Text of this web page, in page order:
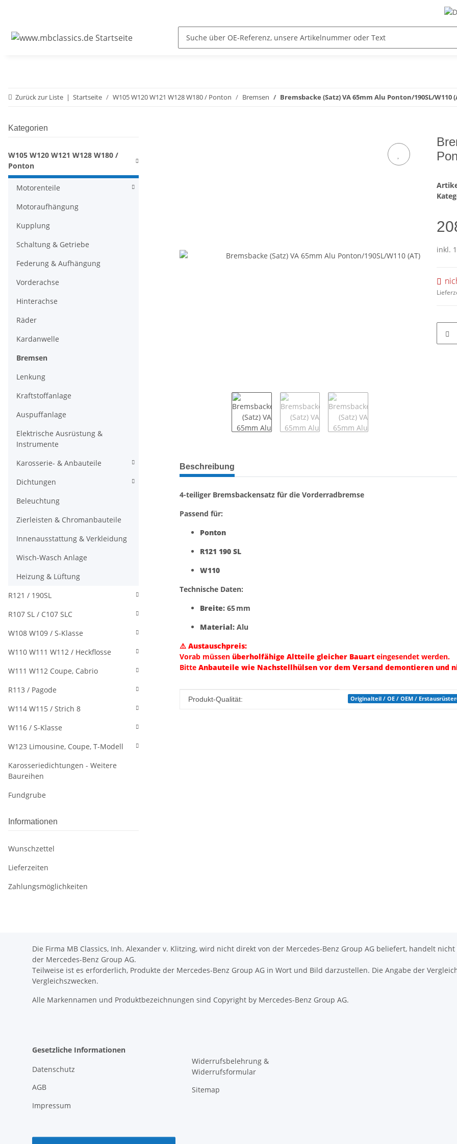
Zurück zur Liste Startseite W105 W120 W121 W128 W180 / Ponton Bremsen Bremsbacke (Satz) VA 65mm Alu Ponton/190SL/W110
inkl.
weitere Registerkarten anzeigen
Beschreibung
4-teiliger Bremsbackensatz für die Vorderradbremse
Passend für:
Ponton
R121 190 SL
W110
Technische Daten:
Breite: 65 mm
Material: Alu
⚠️ Austauschpreis:
Vorab müssen überholfähige Altteile gleicher Bauart eingesendet werden.
Bitte Anbauteile wie Nachstellhülsen vor dem Versand demontieren und
Produkteigenschaft
Wert
Produkt-Qualität: Originalteil / OE / OEM /
Kategorien
W105 W120 W121 W128 W180 /
Ponton
Motorenteile
Motoraufhängung
Kupplung
Schaltung & Getriebe
Federung & Aufhängung
Vorderachse
Hinterachse
Räder
Kardanwelle
Bremsen
Lenkung
Kraftstoffanlage
Auspuffanlage
Elektrische Ausrüstung &
Instrumente
Karosserie- & Anbauteile
Dichtungen
Beleuchtung
Zierleisten & Chromanbauteile
Innenausstattung & Verkleidung
Wisch-Wasch Anlage
Heizung & Lüftung
R121 / 190SL
R107 SL / C107 SLC
W108 W109 / S-Klasse
W110 W111 W112 / Heckflosse
W111 W112 Coupe, Cabrio
R113 / Pagode
W114 W115 / Strich 8
W116 / S-Klasse
W123 Limousine, Coupe, T-Modell
Karosseriedichtungen - Weitere
Baureihen
Fundgrube
Informationen
Wunschzettel
Lieferzeiten
Zahlungsmöglichkeiten
Die Firma MB Classics, Inh. Alexander v. Klitzing, wird nicht direkt von der Mercedes-Benz Group AG beliefert, handelt
der Mercedes-Benz Group AG.
Teilweise ist es erforderlich, Produkte der Mercedes-Benz Group AG in Wort und Bild darzustellen. Die Angabe der
Vergleichszwecken.
Alle Markennamen und Produktbezeichnungen sind Copyright by Mercedes-Benz Group AG.
Gesetzliche Informationen
Datenschutz
AGB
Impressum
Widerrufsbelehrung &
Widerrufsformular
Sitemap